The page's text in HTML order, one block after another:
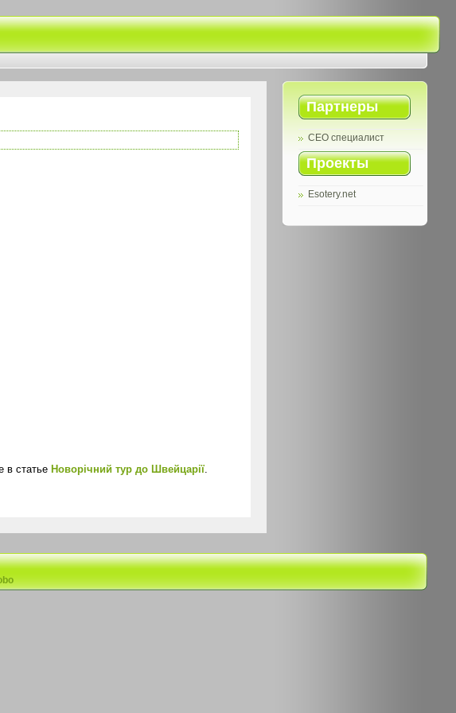
Партнеры
СЕО специалист
Проекты
Esotery.net
в статье Новорічний тур до Швейцарії.